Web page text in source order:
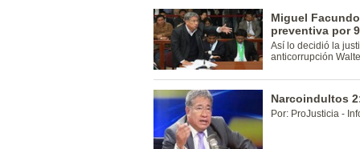
Miguel
preventiva por
Así lo decidió la
anticorrupción
Narcoindultos
Por: ProJusticia -